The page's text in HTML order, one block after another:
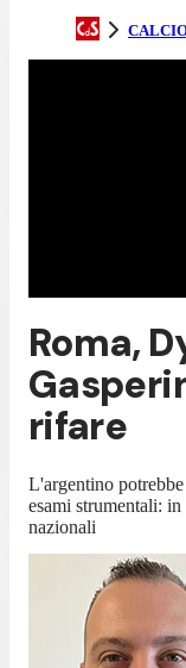
Roma,
rifare
L'argentino
esami strumentali:
nazionali